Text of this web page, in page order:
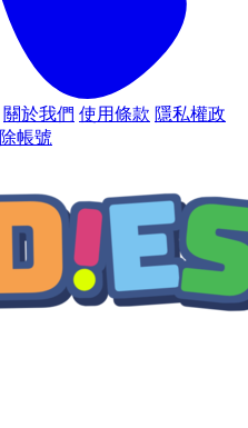
關於我們 使用條款 隱私權政
帳號